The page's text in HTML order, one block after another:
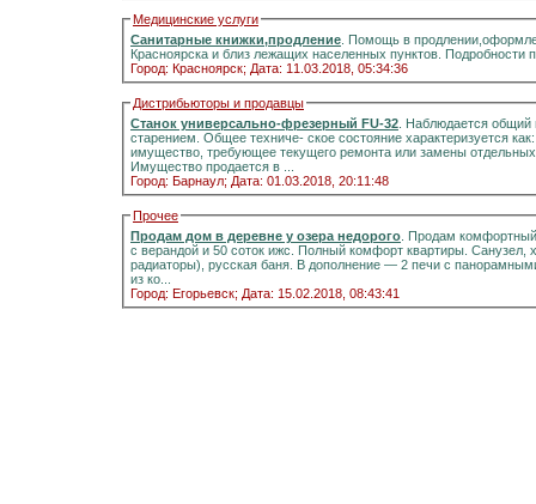
Медицинские услуги
Санитарные книжки,продление . Помощь в
Красноярска и близ лежащих населенных пунктов.
Город: Красноярск; Дата: 11.03.2018, 05:34:36
Дистрибьюторы и продавцы
Станок универсально-фрезерный FU-32 . Наблюдается
старением. Общее техниче- ское состояние характеризуется
имущество, требующее текущего ремонта или замены
Имущество продается в ...
Город: Барнаул; Дата: 01.03.2018, 20:11:48
Прочее
Продам дом в деревне у озера недорого . Продам комфортный
с верандой и 50 соток ижс. Полный комфорт квартиры. Санузел, холодная и горячая вода,
радиаторы), русская баня. В дополнение — 2 печи с панорамными стёклами.Информация на портале домиклайт.Вода
из ко...
Город: Егорьевск; Дата: 15.02.2018, 08:43:41